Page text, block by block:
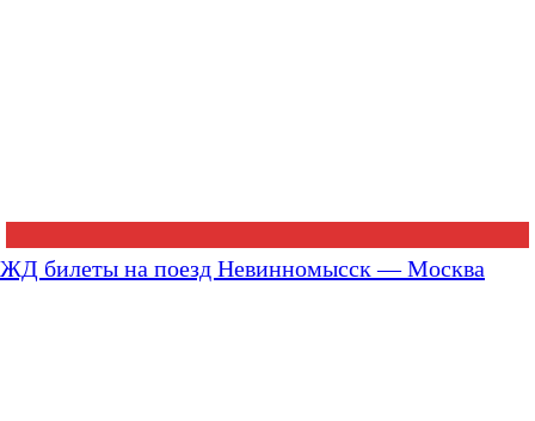
ЖД билеты на поезд Невинномысск — Москва